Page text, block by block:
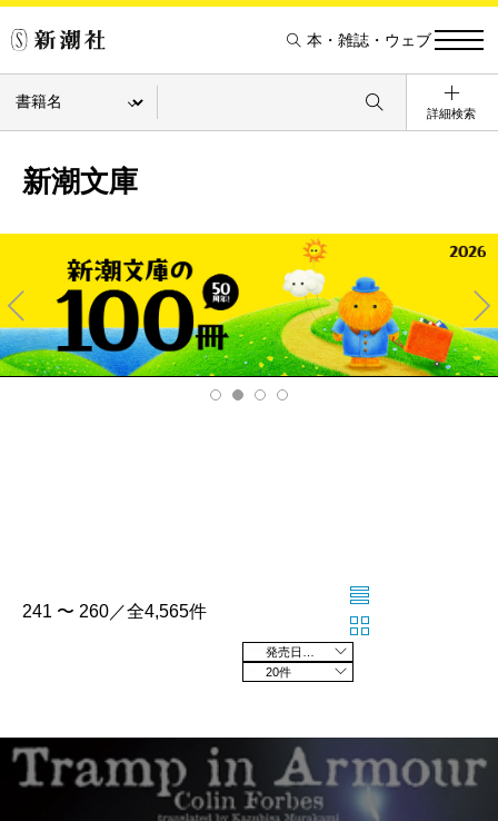
本・雑誌・ウェブ
詳細検索
新潮文庫
Pre
v
Ne
xt
241 〜 260／全4,565件
20件